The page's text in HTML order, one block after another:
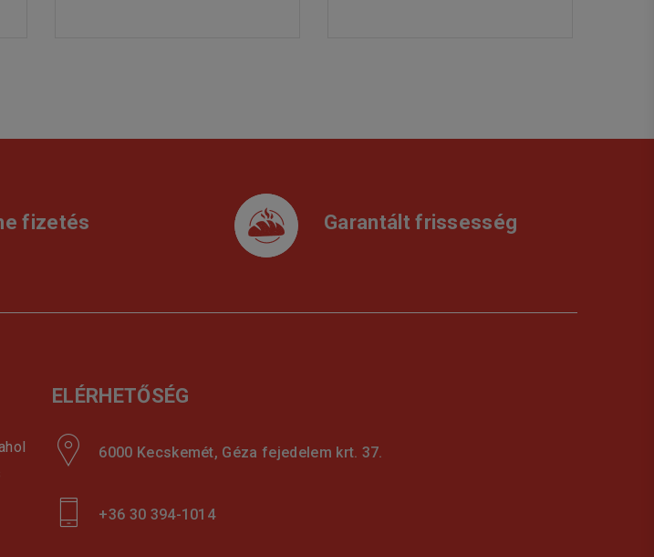
fizetés Garantált frissesség
ELÉRHETŐSÉG
6000 Kecskemét, Géza fejedelem krt. 37.
+36 30 394-1014